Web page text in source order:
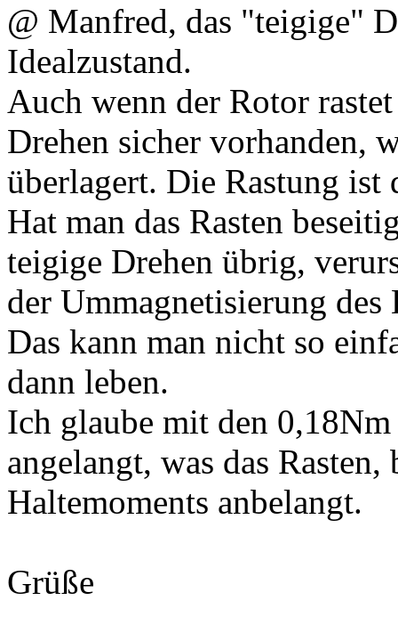
@ Manfred, das "teigige"
Idealzustand.
Auch wenn der Rotor
Drehen sicher vorhanden,
überlagert. Die Rastung
Hat man das Rasten
teigige Drehen übrig,
der Ummagnetisierung des
Das kann man nicht so
dann leben.
Ich glaube mit den
angelangt, was das
Haltemoments anbelangt.
Grüße